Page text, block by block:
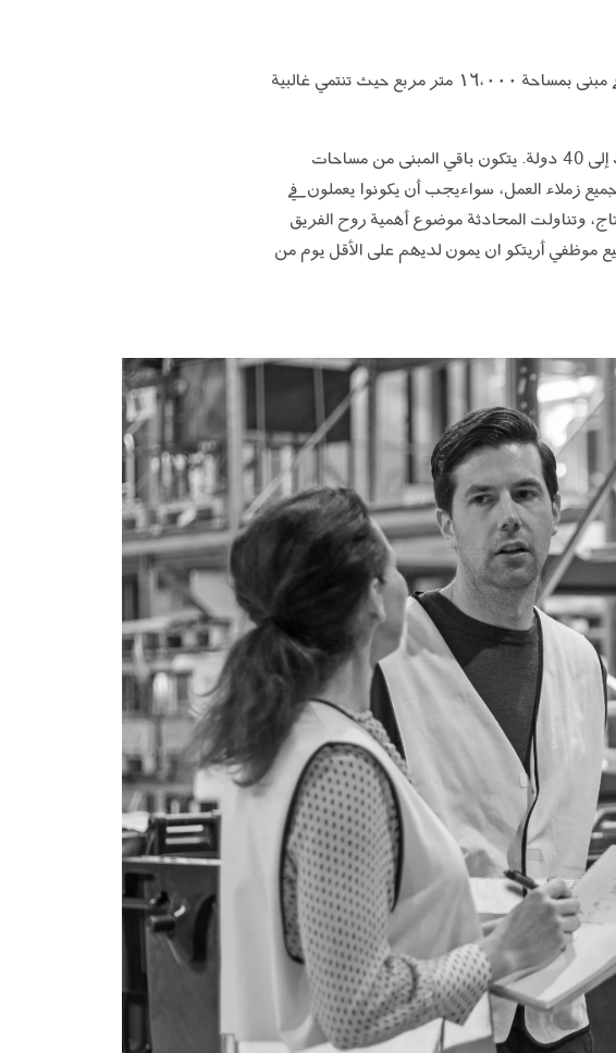
تأسست أريتكو في غرفة معيشة خارج ستوكهولم في عام ١٩٩٥. اليوم، يوجد منتج المصعد في مبنى بمساحة ١٦،٠٠٠ متر مربع حيث تنتمي غالبية
هنا، يتم إنتاج ما يقرب من 4.000 مصعد سويدي التصميم كل عام والتي يتم بيعها بعد ذلك إلى 40 دولة. يتكون باقي المبنى من مساحات
زملاء العمل، سواءيجب أن يكونوا يعملون في
وتناولت المحادثة موضوع أهمية روح الفريق
موظفي أريتكو ان يمون لديهم على الأقل يوم من